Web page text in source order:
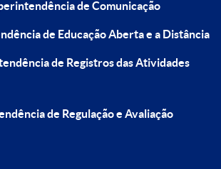
de Comunicação
de Educação Aberta e a Distância
de Registros das Atividades
de Regulação e Avaliação